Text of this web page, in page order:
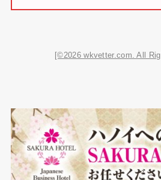
[©2026 wkvetter.com. All